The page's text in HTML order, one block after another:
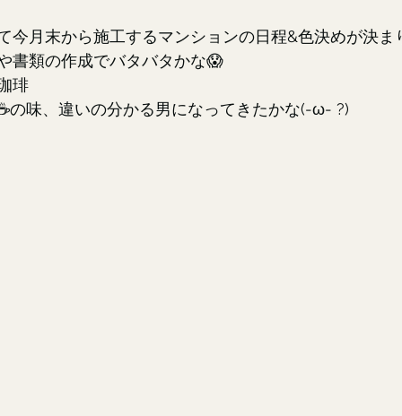
今月末から施工するマンションの日程&色決めが決ま
書類の作成でバタバタかな😱
琲
の味、違いの分かる男になってきたかな(-ω- ?)